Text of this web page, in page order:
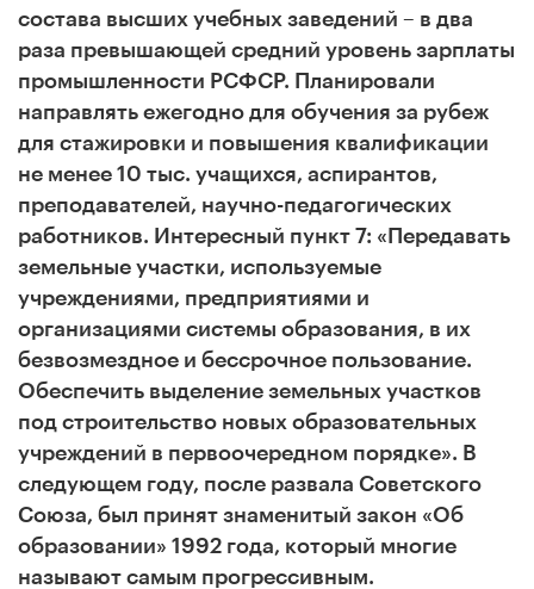
состава высших учебных заведений – в два
раза превышающей средний уровень зарплаты
промышленности РСФСР. Планировали
направлять ежегодно для обучения за рубеж
для стажировки и повышения квалификации
не менее 10 тыс. учащихся, аспирантов,
преподавателей, научно-педагогических
работников. Интересный пункт 7: «Передавать
земельные участки, используемые
учреждениями, предприятиями и
организациями системы образования, в их
безвозмездное и бессрочное пользование.
Обеспечить выделение земельных участков
под строительство новых образовательных
учреждений в первоочередном порядке». В
следующем году, после развала Советского
Союза, был принят знаменитый закон «Об
образовании» 1992 года, который многие
называют самым прогрессивным.